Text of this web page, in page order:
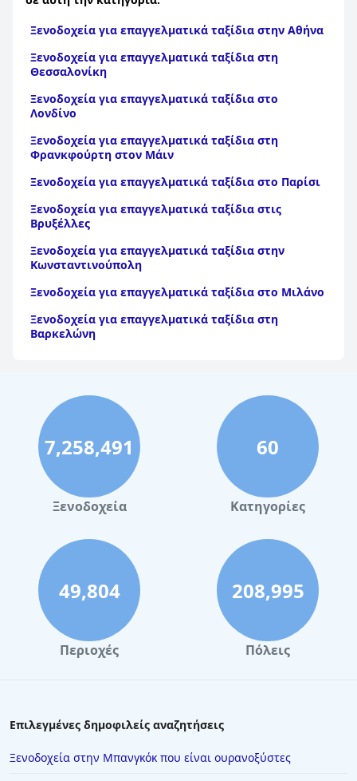
Ξενοδοχεία για επαγγελματικά ταξίδια στην Αθήνα
Ξενοδοχεία για επαγγελματικά ταξίδια στη
Θεσσαλονίκη
Ξενοδοχεία για επαγγελματικά ταξίδια στο
Λονδίνο
Ξενοδοχεία για επαγγελματικά ταξίδια στη
Φρανκφούρτη στον Μάιν
Ξενοδοχεία για επαγγελματικά ταξίδια στο Παρίσι
Ξενοδοχεία για επαγγελματικά ταξίδια στις
Βρυξέλλες
Ξενοδοχεία για επαγγελματικά ταξίδια στην
Κωνσταντινούπολη
Ξενοδοχεία για επαγγελματικά ταξίδια στο Μιλάνο
Ξενοδοχεία για επαγγελματικά ταξίδια στη
Βαρκελώνη
7,258,491
Ξενοδοχεία
60
Κατηγορίες
49,804
Περιοχές
208,995
Πόλεις
Επιλεγμένες δημοφιλείς αναζητήσεις
Ξενοδοχεία στην Μπανγκόκ που είναι ουρανοξύστες